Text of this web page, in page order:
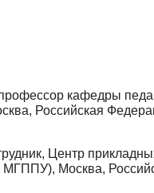
кафедры
Российская
Центр
МГППУ), Москва,